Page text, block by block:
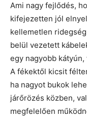
Ami nagy fejlődés,
kifejezetten jól
kellemetlen
belül vezetett
egy nagyobb
A fékektől kicsit
ha nagyot bukok
járőrözés közben,
megfelelően